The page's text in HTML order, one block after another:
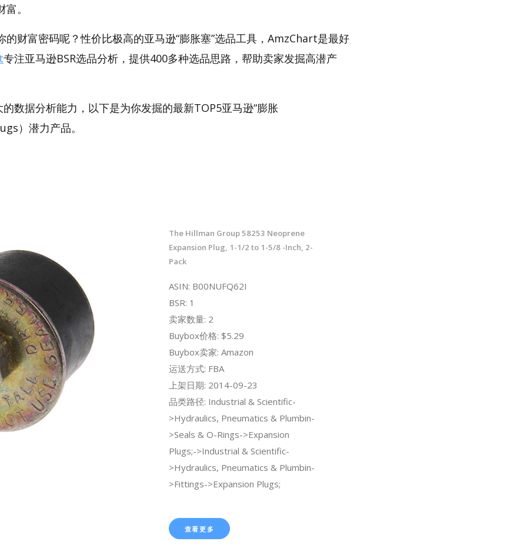
。
的财富密码呢？性价比极高的亚马逊“膨胀塞”选品工具，AmzChart是最好
专注亚马逊BSR选品分析，提供400多种选品思路，帮助卖家发掘高潜产
数据分析能力，以下是为你发掘的最新TOP5亚马逊“膨胀
）潜力产品。
The Hillman Group 58253 Neoprene
Expansion Plug, 1-1/2 to 1-5/8 -Inch, 2-
Pack
ASIN: B00NUFQ62I
BSR: 1
卖家数量: 2
Buybox价格: $5.29
Buybox卖家: Amazon
运送方式: FBA
上架日期: 2014-09-23
品类路径: Industrial & Scientific-
>Hydraulics, Pneumatics & Plumbin-
>Seals & O-Rings->Expansion
Plugs;->Industrial & Scientific-
>Hydraulics, Pneumatics & Plumbin-
>Fittings->Expansion Plugs;
查看更多